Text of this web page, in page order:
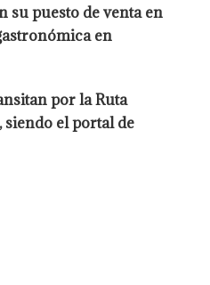
puesto de venta en
en
por la Ruta
el portal de